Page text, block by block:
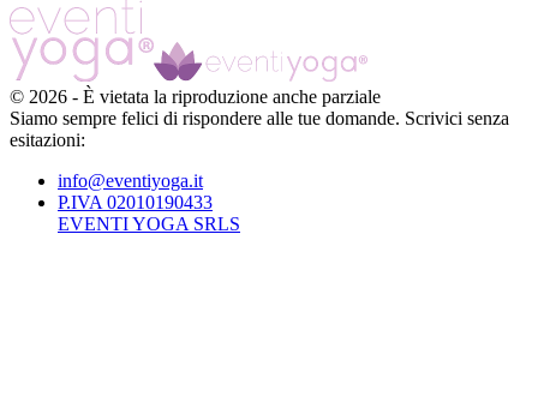
© 2026 - È vietata la riproduzione anche parziale
Siamo sempre felici di rispondere alle tue domande. Scrivici senza
esitazioni:
info@eventiyoga.it
P.IVA 02010190433
EVENTI YOGA SRLS